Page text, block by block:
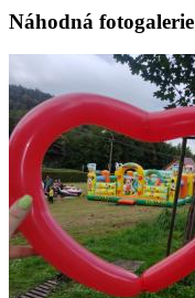
Náhodná fotogalerie